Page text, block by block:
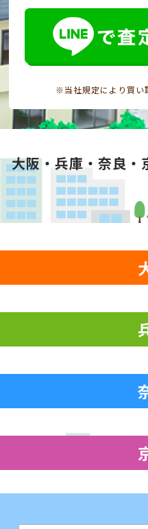
※当社規定により買い
大阪・兵庫・奈良・